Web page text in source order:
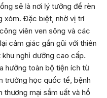
sẽ là nơi lý tưởng để rèn
xóm. Đặc biệt, nhờ vị trí
viên ven sông và các
cảm giác gần gũi với thiên
nghỉ dưỡng cao cấp.
hưởng toàn bộ tiện ích từ
trường học quốc tế, bệnh
thương mại sầm uất và hồ